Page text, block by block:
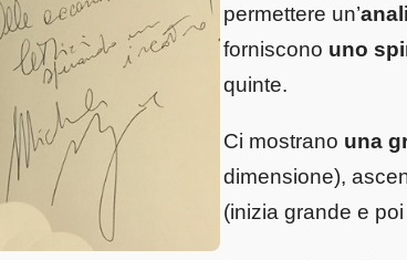
permettere un’
forniscono uno
quinte.
Ci mostrano una
dimensione),
(inizia grande e